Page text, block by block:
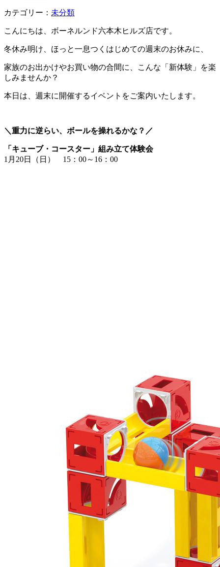
カテゴリー： 未分類
こんにちは、ボーネルンド六本木ヒルズ店です。
冬休み明け、ほっと一息つくはじめての週末のお休みに、
家族のお出かけやお買い物の合間に、こんな「新体験」を楽
しみませんか？
本日は、週末に開催するイベントをご案内いたします。
＼重力に逆らい、ボールを操れるかな？／
「キューブ・コースター」組み立て体験会
1月20日（日） 15：00～16：00